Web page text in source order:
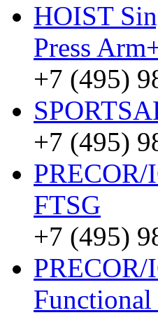
HOIST
Press
+7 (495)
+7 (495)
FTSG
+7 (495)